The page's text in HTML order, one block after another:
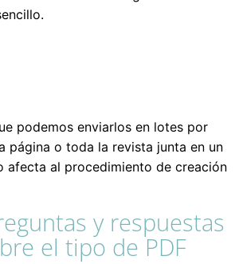
podemos enviarlos en lotes por
página o toda la revista junta en un
afecta al procedimiento de creación
y respuestas
el tipo de PDF